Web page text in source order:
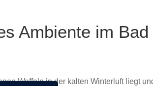
Ambiente im Bad
Waffeln in der kalten Winterluft liegt